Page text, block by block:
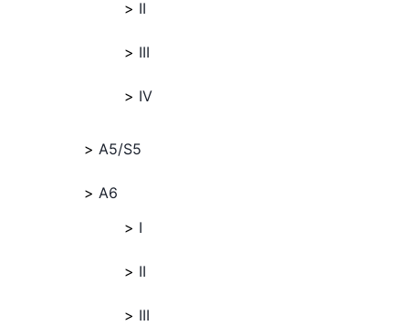
II
III
IV
A5/S5
A6
I
II
III